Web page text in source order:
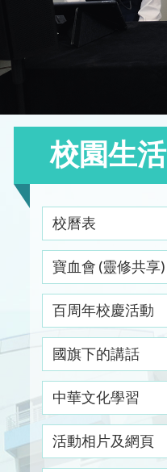
校園生活
校曆表
寶血會 (靈修共享)
百周年校慶活動
國旗下的講話
中華文化學習
活動相片及網頁